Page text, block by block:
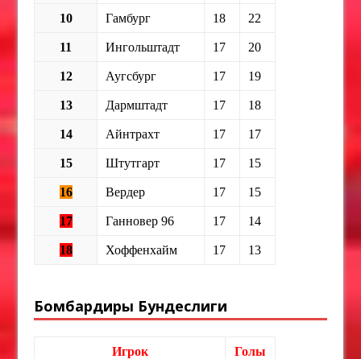
10 Гамбург 18 22
11 Ингольштадт 17 20
12 Аугсбург 17 19
13 Дармштадт 17 18
14 Айнтрахт 17 17
15 Штутгарт 17 15
16 Вердер 17 15
17 Ганновер 96 17 14
18 Хоффенхайм 17 13
Бомбардиры Бундеслиги
Игрок Голы